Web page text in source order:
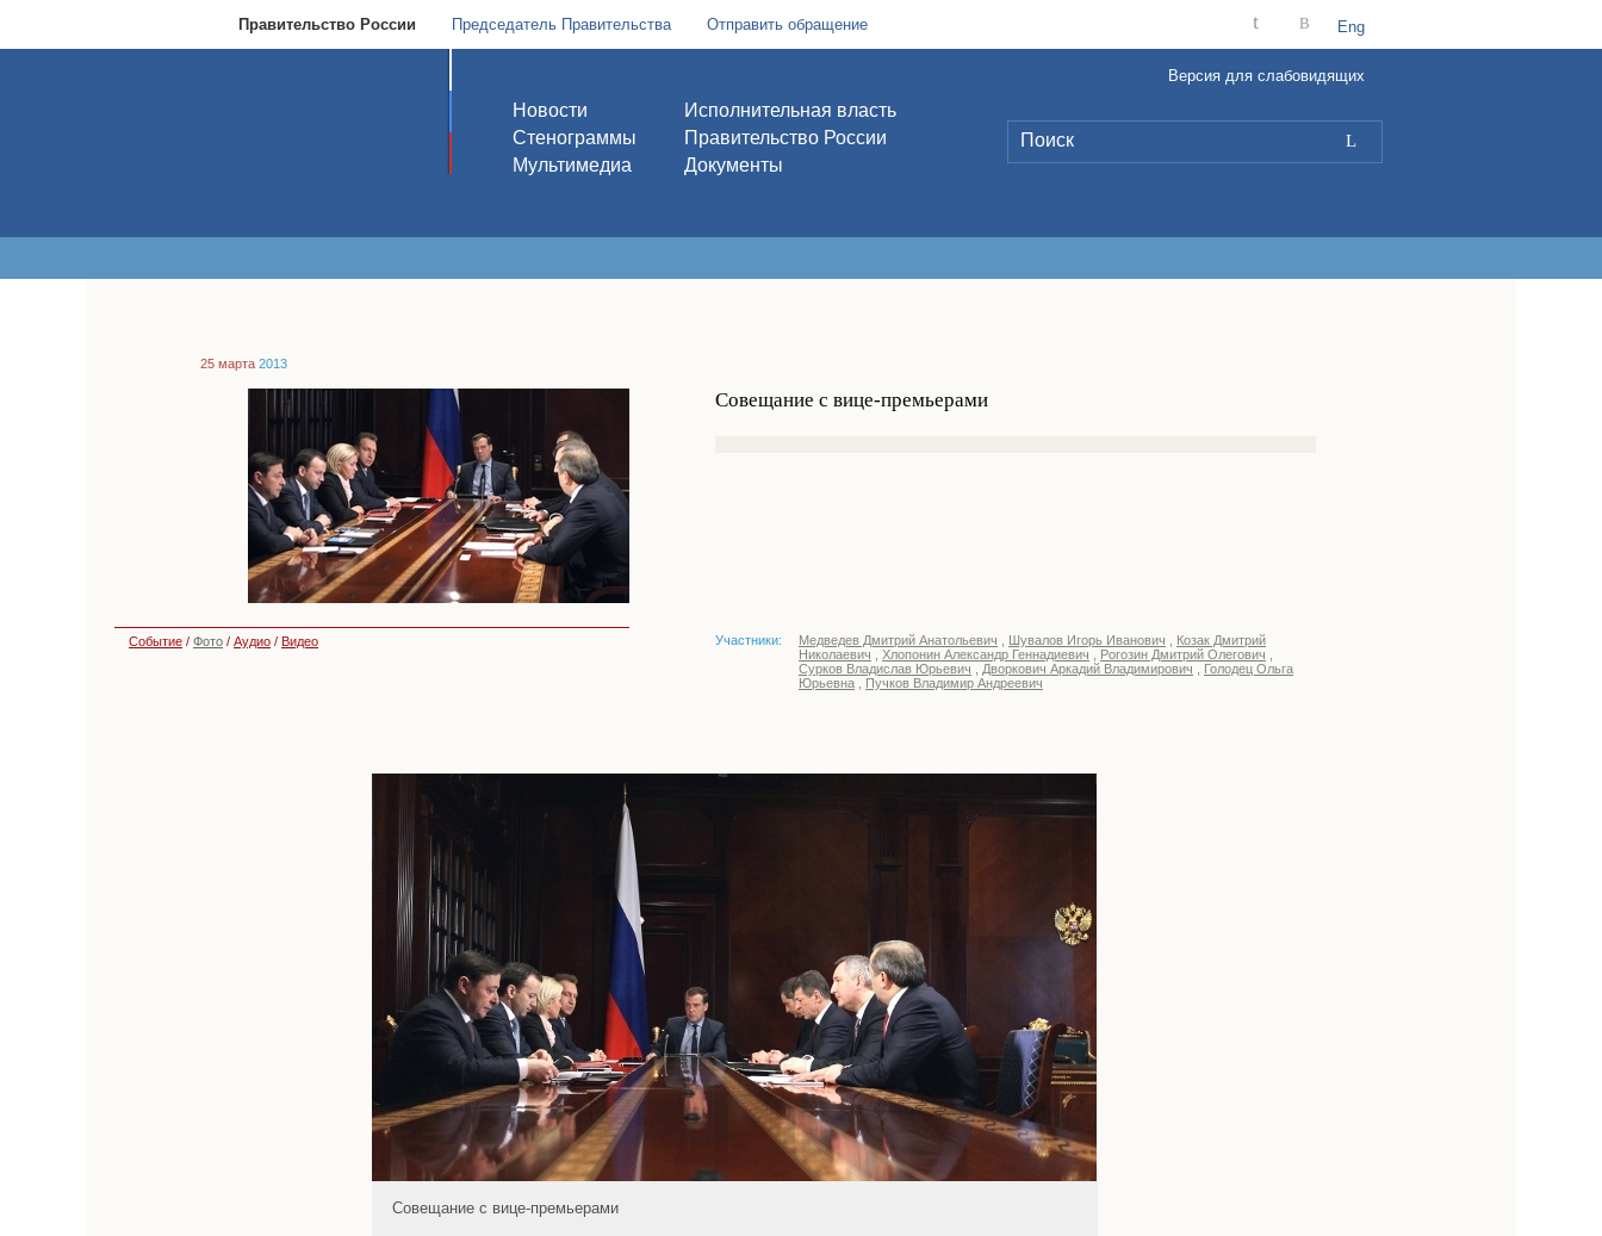
Правительство России Председатель Правительства Отправить обращение t B Eng
Новости
Стенограммы
Мультимедиа
Исполнительная власть
Правительство России
Документы
L
Версия для слабовидящих
25 марта 2013
Совещание с вице-премьерами
Событие / Фото / Аудио / Видео Участники: Медведев Дмитрий Анатольевич Шувалов Игорь Иванович
Козак Дмитрий
Николаевич
Хлопонин Александр Геннадиевич Рогозин Дмитрий Олегович
Сурков Владислав Юрьевич
Дворкович Аркадий Владимирович
Голодец Ольга
Юрьевна
Пучков Владимир Андреевич
Совещание с вице-премьерами